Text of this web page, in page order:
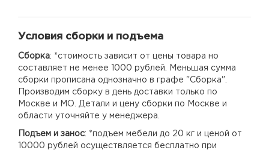
Условия сборки и подъема
Сборка: *стоимость зависит от цены товара но
составляет не менее 1000 рублей. Меньшая сумма
сборки прописана однозначно в графе "Сборка".
Производим сборку в день доставки только по
Москве и МО. Детали и цену сборки по Москве и
области уточняйте у менеджера.
Подъем и занос: *подъем мебели до 20 кг и ценой от
10000 рублей осуществляется бесплатно при